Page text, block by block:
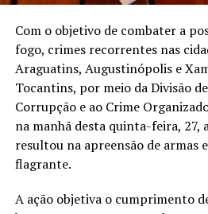
Com o objetivo de combater a
fogo, crimes recorrentes nas
Araguatins, Augustinópolis e
Tocantins, por meio da Divisão
Corrupção e ao Crime
na manhã desta quinta-feira, 27,
resultou na apreensão de armas
flagrante.
A ação objetiva o cumprimento